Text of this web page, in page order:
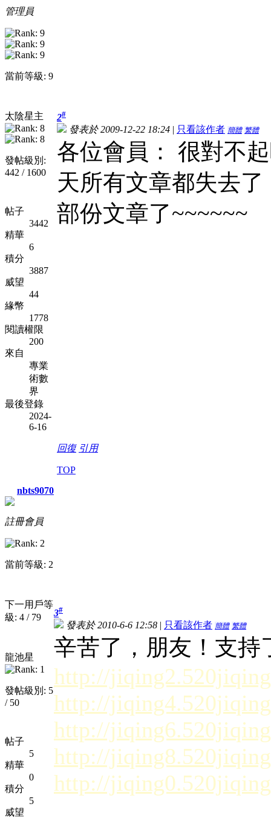
管理員
當前等級: 9
太陰星主
發帖級別:
442 / 1600
帖子
3442
精華
6
積分
3887
威望
44
緣幣
1778
閱讀權限
200
來自
專業
術數
界
最後登錄
2024-
6-16
2#
發表於 2009-12-22 18:24 | 只看該作者 簡體 繁體
各位會員： 很對不
天所有文章都失去
部份文章了~~~~~~
回復 引用
TOP
nbts9070
註冊會員
當前等級: 2
下一用戶等
級: 4 / 79
龍池星
發帖級別: 5
/ 50
帖子
5
精華
0
積分
5
威望
3#
發表於 2010-6-6 12:58 | 只看該作者 簡體 繁體
辛苦了，朋友！支
http://
http://
http://
http://
http://